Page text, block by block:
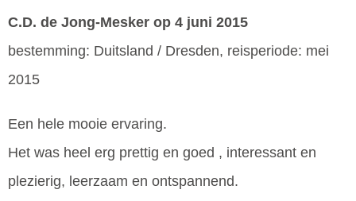
C.D. de Jong-Mesker op 4 juni 2015
bestemming: Duitsland / Dresden, reisperiode: mei
2015
Een hele mooie ervaring.
Het was heel erg prettig en goed , interessant en
plezierig, leerzaam en ontspannend.